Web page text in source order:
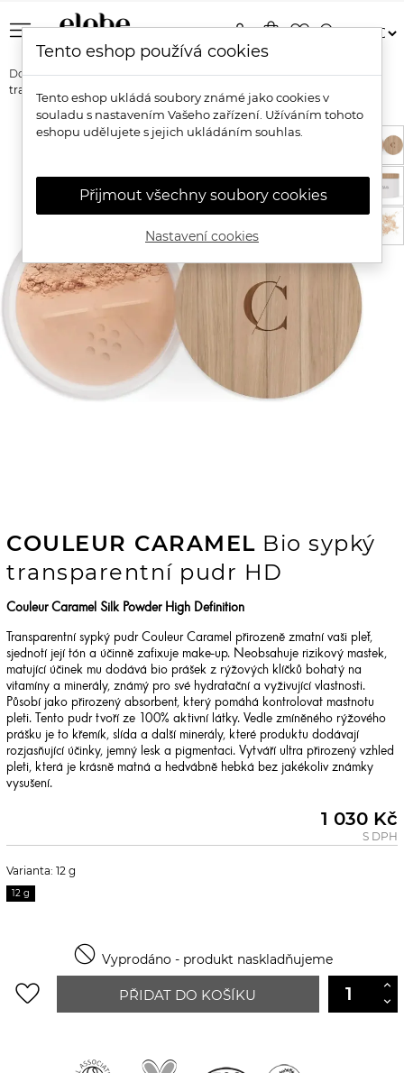
menu shopping_bagfavorite_bordersearch
person
Domů Značky Couleur Caramel
Couleur Caramel Bio sypký
transparentní pudr HD
COULEUR CARAMEL Bio sypký
transparentní pudr HD
Couleur Caramel Silk Powder High Definition
Transparentní sypký pudr Couleur Caramel přirozeně zmatní vaši pleť,
sjednotí její tón a účinně zafixuje make-up. Neobsahuje rizikový mastek,
matující účinek mu dodává bio prášek z rýžových klíčků bohatý na
vitamíny a minerály, známý pro své hydratační a vyživující vlastnosti.
Působí jako přirozený absorbent, který pomáhá kontrolovat mastnotu
pleti. Tento pudr tvoří ze 100% aktivní látky. Vedle zmíněného rýžového
prášku je to křemík, slída a další minerály, které produktu dodávají
rozjasňující účinky, jemný lesk a pigmentaci. Vytváří ultra přirozený vzhled
pleti, která je krásně matná a hedvábně hebká bez jakékoliv známky
vysušení.
1 030 Kč
S DPH
Varianta: 12 g
12 g
 Vyprodáno - produkt naskladňujeme
favorite_border PŘIDAT DO KOŠÍKU
Tento eshop používá cookies
Tento eshop ukládá soubory známé jako cookies v
souladu s nastavením Vašeho zařízení. Užíváním tohoto
eshopu udělujete s jejich ukládáním souhlas.
Přijmout všechny soubory cookies
Nastavení cookies